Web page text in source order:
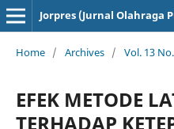
Jorpres (Jurnal Olahraga
Home / Archives / Vol. 13
EFEK METODE
TERHADAP